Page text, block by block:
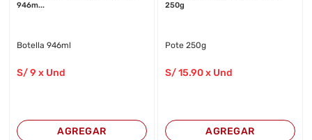
946m...
Botella 946ml
S/9 x Und
AGREGAR
250g
Pote 250g
S/15.90x Und
AGREGAR